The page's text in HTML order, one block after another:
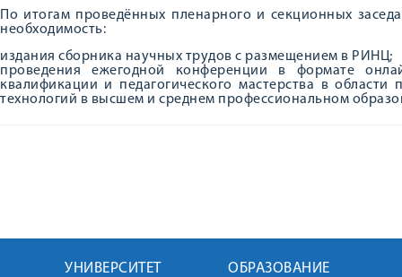
По итогам проведённых пленарного и секционных
необходимость:
издания сборника научных трудов с размещением в РИНЦ;
проведения ежегодной конференции в формате
квалификации и педагогического мастерства в
технологий в высшем и среднем профессиональном
УНИВЕРСИТЕТ ОБРАЗОВАНИЕ